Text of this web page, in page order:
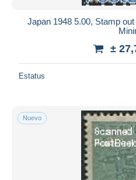
Japan 1948 5.00, Stamp
±
Estatus
Nuevo